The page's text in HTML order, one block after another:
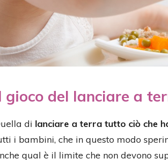
gioco del lanciare a
di lanciare a terra tutto ciò che
i bambini, che in questo modo
qual è il limite che non devono